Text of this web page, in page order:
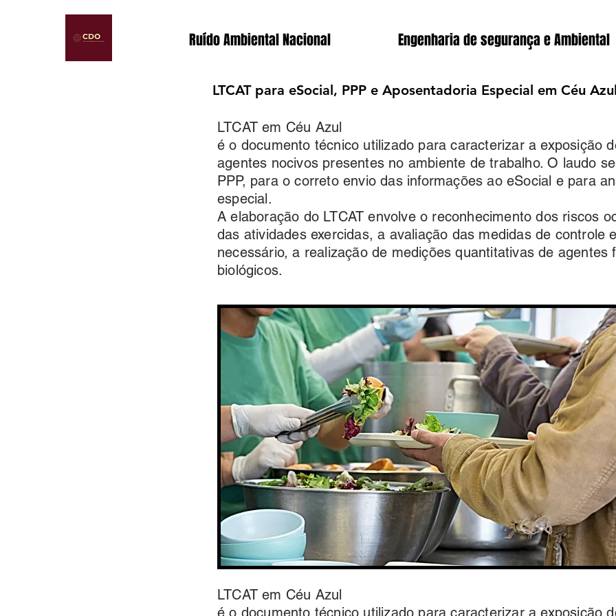
Ruído Ambiental Nacional Engenharia de segurança e Ambiental
LTCAT para eSocial, PPP e Aposentadoria Especial em Céu
LTCAT em Céu Azul
é o documento técnico utilizado para caracterizar a exposição
agentes nocivos presentes no ambiente de trabalho. O laudo
PPP, para o correto envio das informações ao eSocial e para
especial.
A elaboração do LTCAT envolve o reconhecimento dos riscos
das atividades exercidas, a avaliação das medidas de controle
necessário, a realização de medições quantitativas de agentes
biológicos.
LTCAT em Céu Azul
é o documento técnico utilizado para caracterizar a exposição